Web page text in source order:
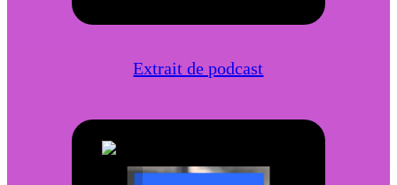
Extrait de podcast